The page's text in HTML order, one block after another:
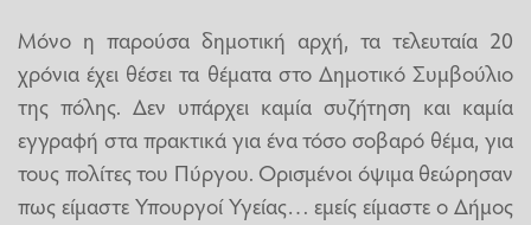
Μόνο η παρούσα δημοτική αρχή, τα τελευταία 20
χρόνια έχει θέσει τα θέματα στο Δημοτικό Συμβούλιο
της πόλης. Δεν υπάρχει καμία συζήτηση και καμία
εγγραφή στα πρακτικά για ένα τόσο σοβαρό θέμα, για
τους πολίτες του Πύργου. Ορισμένοι όψιμα θεώρησαν
πως είμαστε Υπουργοί Υγείας… εμείς είμαστε ο Δήμος